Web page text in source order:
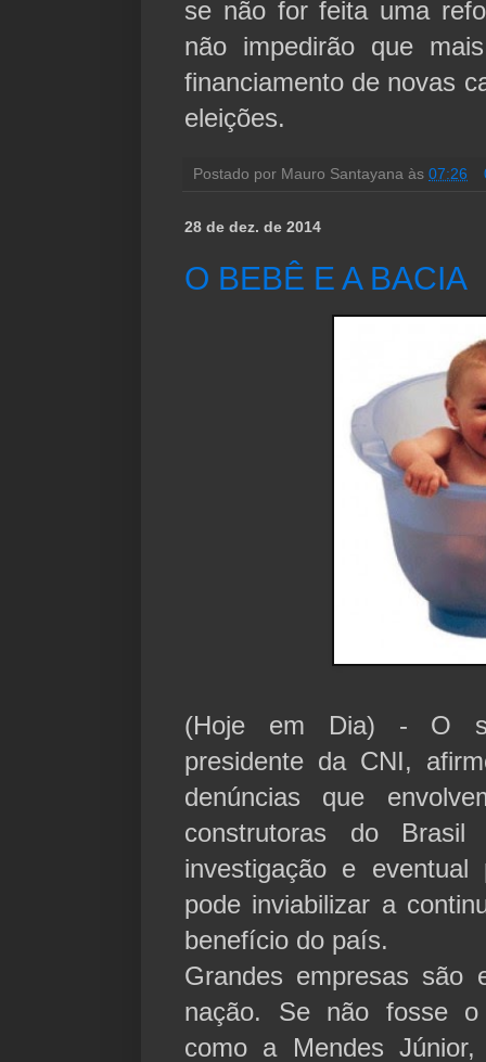
se não for feita uma
não impedirão que
financiamento de novas
eleições.
Postado por Mauro Santayana às 07:26
28 de dez. de 2014
O BEBÊ E A BACIA
(Hoje em Dia) - O
presidente da CNI,
denúncias que
construtoras do
investigação e
pode inviabilizar a
benefício do país.
Grandes empresas são
nação. Se não fosse o
como a Mendes